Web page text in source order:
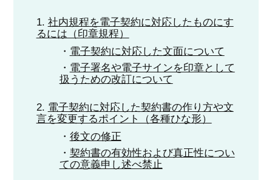
社内規程を電子契約に対応したものにす
るには（印章規程）
電子契約に対応した文面について
電子署名や電子サインを印章として
扱うための改訂について
電子契約に対応した契約書の作り方や文
言を変更するポイント（各種ひな形）
後文の修正
契約書の有効性および真正性につい
ての意義申し述べ禁止